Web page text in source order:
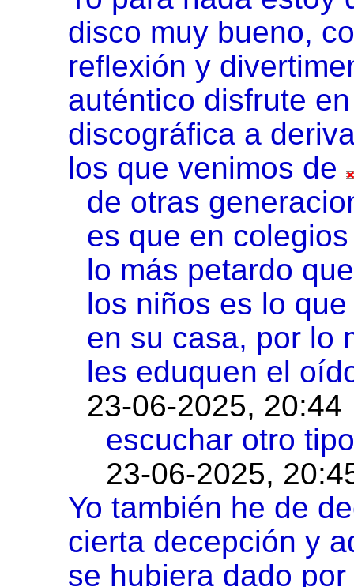
disco muy bueno,
reflexión y
auténtico disfrute
discográfica a
los que venimos de
de otras
es que en
lo más petardo
los niños es lo
en su casa, por lo
les eduquen el
23-06-2025, 20:44
escuchar otro
23-06-2025,
Yo también he de
cierta decepción y
se hubiera dado